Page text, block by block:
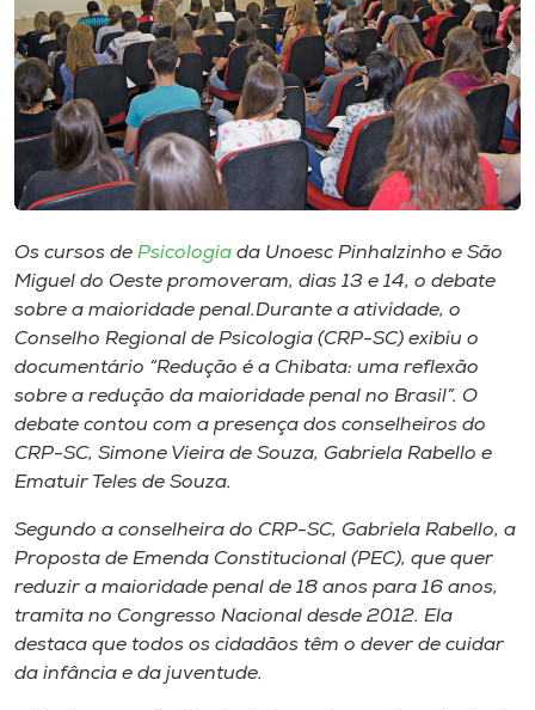
Biblioteca
Editora
Rádio
Unoesc
Store
Selecione
Os cursos de Psicologia da Unoesc Pinhalzinho e São
Miguel do Oeste promoveram, dias 13 e 14, o debate
sobre a maioridade penal.Durante a atividade, o
Conselho Regional de Psicologia (CRP-SC) exibiu o
documentário “Redução é a Chibata: uma reflexão
sobre a redução da maioridade penal no Brasil”. O
debate contou com a presença dos conselheiros do
CRP-SC, Simone Vieira de Souza, Gabriela Rabello e
Ematuir Teles de Souza.
Segundo a conselheira do CRP-SC, Gabriela Rabello, a
Proposta de Emenda Constitucional (PEC), que quer
reduzir a maioridade penal de 18 anos para 16 anos,
tramita no Congresso Nacional desde 2012. Ela
destaca que todos os cidadãos têm o dever de cuidar
da infância e da juventude.